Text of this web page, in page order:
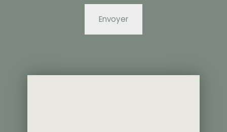
Envoyer